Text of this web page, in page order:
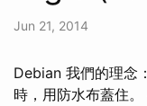
Jun 21, 2014
Debian 我們的理念
時，用防水布蓋住。